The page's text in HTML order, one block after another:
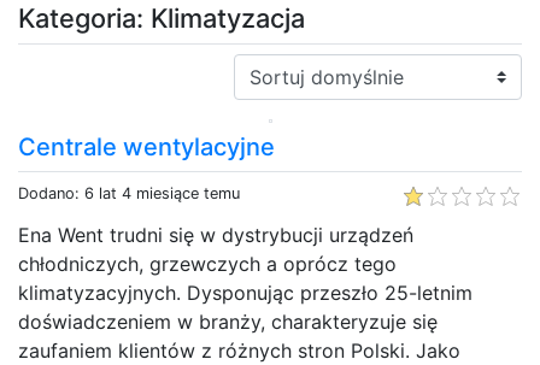
Kategoria: Klimatyzacja
Sortuj:
Centrale wentylacyjne
Dodano: 6 lat 4 miesiące temu
Ena Went trudni się w dystrybucji urządzeń
chłodniczych, grzewczych a oprócz tego
klimatyzacyjnych. Dysponując przeszło 25-letnim
doświadczeniem w branży, charakteryzuje się
zaufaniem klientów z różnych stron Polski. Jako